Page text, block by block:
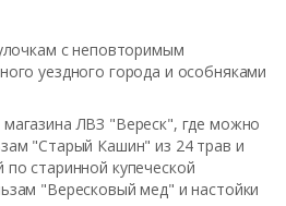
с неповторимым
уездного города и особняками
ЛВЗ "Вереск", где можно
"Старый Кашин" из 24 трав и
старинной купеческой
"Вересковый мед" и настойки